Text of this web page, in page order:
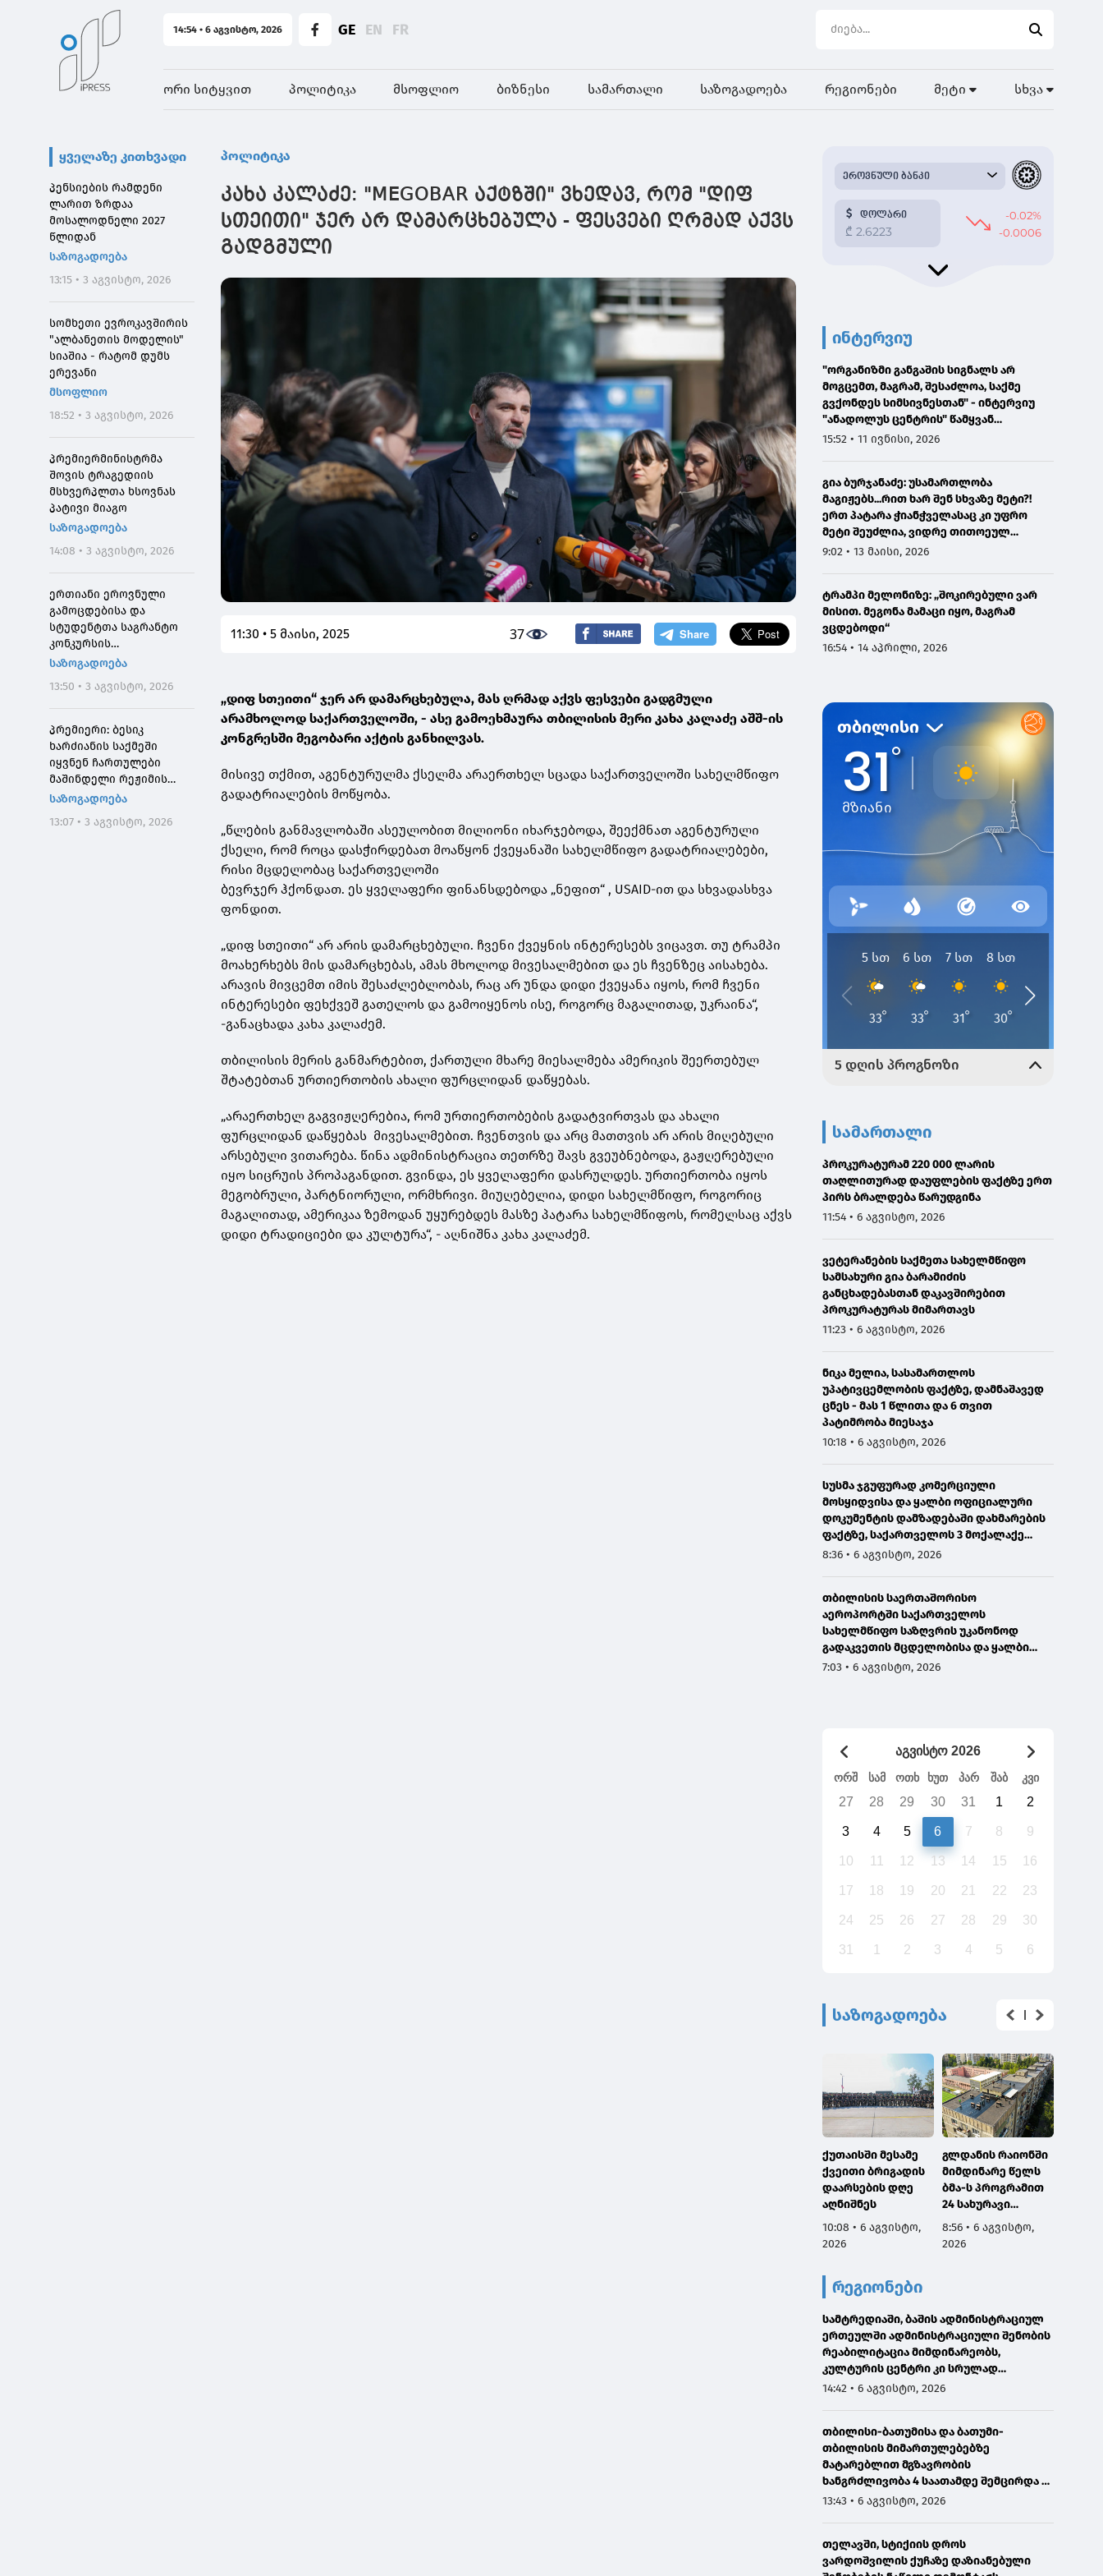
14:54 • 6 აგვისტო, 2026 GE EN FR
ორი სიტყვით პოლიტიკა მსოფლიო ბიზნესი სამართალი საზოგადოება რეგიონები მეტი სხვა
ყველაზე კითხვადი
პენსიების რამდენი
ლარით ზრდაა
მოსალოდნელი 2027
წლიდან
საზოგადოება
13:15 • 3 აგვისტო, 2026
სომხეთი ევროკავშირის
"ალბანეთის მოდელის"
სიაშია - რატომ დუმს
ერევანი
მსოფლიო
18:52 • 3 აგვისტო, 2026
პრემიერმინისტრმა
შოვის ტრაგედიის
მსხვერპლთა ხსოვნას
პატივი მიაგო
საზოგადოება
14:08 • 3 აგვისტო, 2026
ერთიანი ეროვნული
გამოცდებისა და
სტუდენტთა საგრანტო
კონკურსის
მონაწილეებისთვის
განაცხადების მიღება 4
აგვისტოს 10:00
საათიდან დაიწყება
საზოგადოება
13:50 • 3 აგვისტო, 2026
პრემიერი: ბესიკ
ხარძიანის საქმეში
იყვნენ ჩართულები
მაშინდელი რეჟიმის
მაღალჩინოსნები, ეს
შეგვახსენებს იმას, თუ
საზოგადოება
13:07 • 3 აგვისტო, 2026
პოლიტიკა
კახა კალაძე: "MEGOBAR აქტზში" ვხედავ, რომ "დიფ
სთეითი" ჯერ არ დამარცხებულა - ფესვები ღრმად აქვს
გადგმული
11:30 • 5 მაისი, 2025 37
„დიფ სთეითი“ ჯერ არ დამარცხებულა, მას ღრმად აქვს ფესვები გადგმული
არამხოლოდ საქართველოში, - ასე გამოეხმაურა თბილისის მერი კახა კალაძე აშშ-ის
კონგრესში მეგობარი აქტის განხილვას.
მისივე თქმით, აგენტურულმა ქსელმა არაერთხელ სცადა საქართველოში სახელმწიფო
გადატრიალების მოწყობა.
„წლების განმავლობაში ასეულობით მილიონი იხარჯებოდა, შეექმნათ აგენტურული
ქსელი, რომ როცა დასჭირდებათ მოაწყონ ქვეყანაში სახელმწიფო გადატრიალებები,
რისი მცდელობაც საქართველოში
ბევრჯერ ჰქონდათ. ეს ყველაფერი ფინანსდებოდა „ნეფით“ , USAID-ით და სხვადასხვა
ფონდით.
„დიფ სთეითი“ არ არის დამარცხებული. ჩვენი ქვეყნის ინტერესებს ვიცავთ. თუ ტრამპი
მოახერხებს მის დამარცხებას, ამას მხოლოდ მივესალმებით და ეს ჩვენზეც აისახება.
არავის მივცემთ იმის შესაძლებლობას, რაც არ უნდა დიდი ქვეყანა იყოს, რომ ჩვენი
ინტერესები ფეხქვეშ გათელოს და გამოიყენოს ისე, როგორც მაგალითად, უკრაინა“,
-განაცხადა კახა კალაძემ.
თბილისის მერის განმარტებით, ქართული მხარე მიესალმება ამერიკის შეერთებულ
შტატებთან ურთიერთობის ახალი ფურცლიდან დაწყებას.
„არაერთხელ გაგვიჟღერებია, რომ ურთიერთობების გადატვირთვას და ახალი
ფურცლიდან დაწყებას მივესალმებით. ჩვენთვის და არც მათთვის არ არის მიღებული
არსებული ვითარება. წინა ადმინისტრაცია თეთრზე შავს გვეუბნებოდა, გაჟღერებული
იყო სიცრუის პროპაგანდით. გვინდა, ეს ყველაფერი დასრულდეს. ურთიერთობა იყოს
მეგობრული, პარტნიორული, ორმხრივი. მიუღებელია, დიდი სახელმწიფო, როგორიც
მაგალითად, ამერიკაა ზემოდან უყურებდეს მასზე პატარა სახელმწიფოს, რომელსაც აქვს
დიდი ტრადიციები და კულტურა“, - აღნიშნა კახა კალაძემ.
ინტერვიუ
"ორგანიზმი განგაშის სიგნალს არ
მოგცემთ, მაგრამ, შესაძლოა, საქმე
გვქონდეს სიმსივნესთან" - ინტერვიუ
"ანადოლუს ცენტრის" წამყვან
ონკოლოგთან
15:52 • 11 ივნისი, 2026
გია ბურჯანაძე: უსამართლობა
მაგიჟებს...რით ხარ შენ სხვაზე მეტი?!
ერთ პატარა ჭიანჭველასაც კი უფრო
მეტი შეუძლია, ვიდრე თითოეულ
ჩვენგანს...
9:02 • 13 მაისი, 2026
ტრამპი მელონიზე: „შოკირებული ვარ
მისით. მეგონა მამაცი იყო, მაგრამ
ვცდებოდი“
16:54 • 14 აპრილი, 2026
სამართალი
პროკურატურამ 220 000 ლარის
თაღლითურად დაუფლების ფაქტზე ერთ
პირს ბრალდება წარუდგინა
11:54 • 6 აგვისტო, 2026
ვეტერანების საქმეთა სახელმწიფო
სამსახური გია ბარამიძის
განცხადებასთან დაკავშირებით
პროკურატურას მიმართავს
11:23 • 6 აგვისტო, 2026
ნიკა მელია, სასამართლოს
უპატივცემლობის ფაქტზე, დამნაშავედ
ცნეს - მას 1 წლითა და 6 თვით
პატიმრობა მიესაჯა
10:18 • 6 აგვისტო, 2026
სუსმა ჯგუფურად კომერციული
მოსყიდვისა და ყალბი ოფიციალური
დოკუმენტის დამზადებაში დახმარების
ფაქტზე, საქართველოს 3 მოქალაქე
დააკავა
8:36 • 6 აგვისტო, 2026
თბილისის საერთაშორისო
აეროპორტში საქართველოს
სახელმწიფო საზღვრის უკანონოდ
გადაკვეთის მცდელობისა და ყალბი
დოკუმენტების გამოყენების
7:03 • 6 აგვისტო, 2026
აგვისტო 2026
ორშ სამ ოთხ ხუთ პარ შაბ კვი
27 28 29 30 31 1 2
3 4 5 6 7 8 9
10 11 12 13 14 15 16
17 18 19 20 21 22 23
24 25 26 27 28 29 30
31 1 2 3 4 5 6
საზოგადოება
ქუთაისში მესამე
ქვეითი ბრიგადის
დაარსების დღე
აღნიშნეს
10:08 • 6 აგვისტო,
2026
გლდანის რაიონში
მიმდინარე წელს
ბმა-ს პროგრამით
24 სახურავი
რეაბილიტირდა
8:56 • 6 აგვისტო,
2026
რეგიონები
სამტრედიაში, ბაშის ადმინისტრაციულ
ერთეულში ადმინისტრაციული შენობის
რეაბილიტაცია მიმდინარეობს,
კულტურის ცენტრი კი სრულად
განახლდა
14:42 • 6 აგვისტო, 2026
თბილისი-ბათუმისა და ბათუმი-
თბილისის მიმართულებებზე
მატარებლით მგზავრობის
ხანგრძლივობა 4 საათამდე შემცირდა -
თბილისი-ბათუმი-თბილისის
13:43 • 6 აგვისტო, 2026
თელავში, სტიქიის დროს
ვარდოშვილის ქუჩაზე დაზიანებული